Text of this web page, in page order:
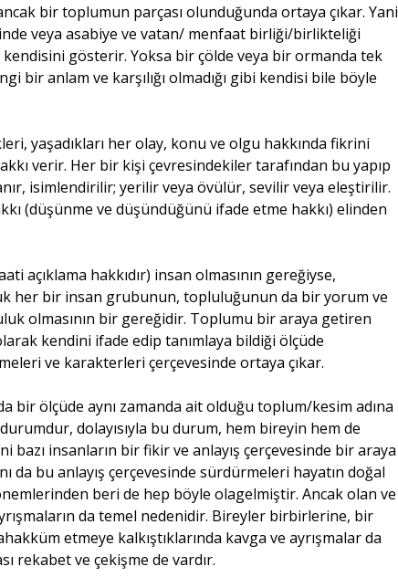
bir toplumun parçası olunduğunda ortaya çıkar. Yani
veya asabiye ve vatan/ menfaat birliği/birlikteliği
gösterir. Yoksa bir çölde veya bir ormanda tek
anlam ve karşılığı olmadığı gibi kendisi bile böyle
yaşadıkları her olay, konu ve olgu hakkında fikrini
verir. Her bir kişi çevresindekiler tarafından bu yapıp
isimlendirilir; yerilir veya övülür, sevilir veya eleştirilir.
(düşünme ve düşündüğünü ifade etme hakkı) elinden
açıklama hakkıdır) insan olmasının gereğiyse,
her bir insan grubunun, topluluğunun da bir yorum ve
olmasının bir gereğidir. Toplumu bir araya getiren
kendini ifade edip tanımlaya bildiği ölçüde
ve karakterleri çerçevesinde ortaya çıkar.
bir ölçüde aynı zamanda ait olduğu toplum/kesim adına
dolayısıyla bu durum, hem bireyin hem de
insanların bir fikir ve anlayış çerçevesinde bir araya
bu anlayış çerçevesinde sürdürmeleri hayatın doğal
beri de hep böyle olagelmiştir. Ancak olan ve
da temel nedenidir. Bireyler birbirlerine, bir
etmeye kalkıştıklarında kavga ve ayrışmalar da
rekabet ve çekişme de vardır.